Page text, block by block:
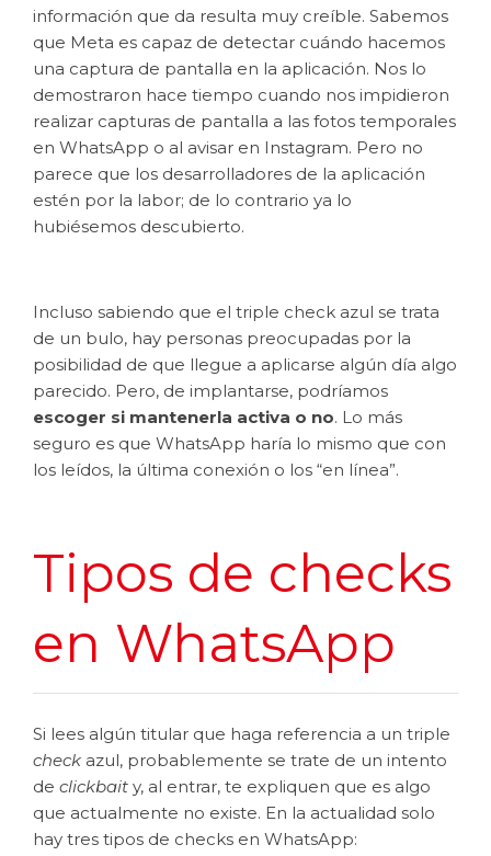
información que da resulta muy creíble. Sabemos
que Meta es capaz de detectar cuándo hacemos
una captura de pantalla en la aplicación. Nos lo
demostraron hace tiempo cuando nos impidieron
realizar capturas de pantalla a las fotos temporales
en WhatsApp o al avisar en Instagram. Pero no
parece que los desarrolladores de la aplicación
estén por la labor; de lo contrario ya lo
hubiésemos descubierto.
Incluso sabiendo que el triple check azul se trata
de un bulo, hay personas preocupadas por la
posibilidad de que llegue a aplicarse algún día algo
parecido. Pero, de implantarse, podríamos
escoger si mantenerla activa o no. Lo más
seguro es que WhatsApp haría lo mismo que con
los leídos, la última conexión o los “en línea”.
Tipos de checks
en WhatsApp
Si lees algún titular que haga referencia a un triple
check azul, probablemente se trate de un intento
de clickbait y, al entrar, te expliquen que es algo
que actualmente no existe. En la actualidad solo
hay tres tipos de checks en WhatsApp: